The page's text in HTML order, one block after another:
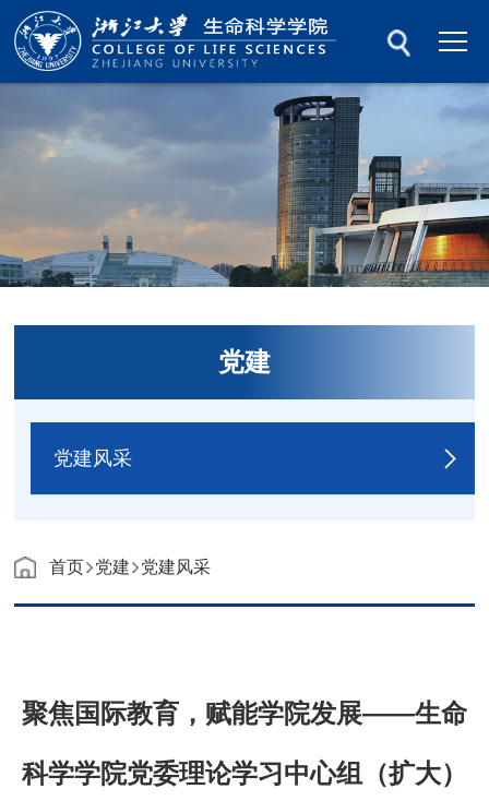
党建
党建风采
首页 党建 党建风采
聚焦国际教育，赋能学院发展——生命
科学学院党委理论学习中心组（扩大）